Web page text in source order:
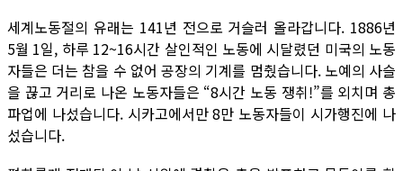
세계노동절의 유래는 141년 전으로 거슬러 올라갑니다. 1886년
5월 1일, 하루 12~16시간 살인적인 노동에 시달렸던 미국의 노동
자들은 더는 참을 수 없어 공장의 기계를 멈췄습니다. 노예의 사슬
을 끊고 거리로 나온 노동자들은 “8시간 노동 쟁취!”를 외치며 총
파업에 나섰습니다. 시카고에서만 8만 노동자들이 시가행진에 나
섰습니다.